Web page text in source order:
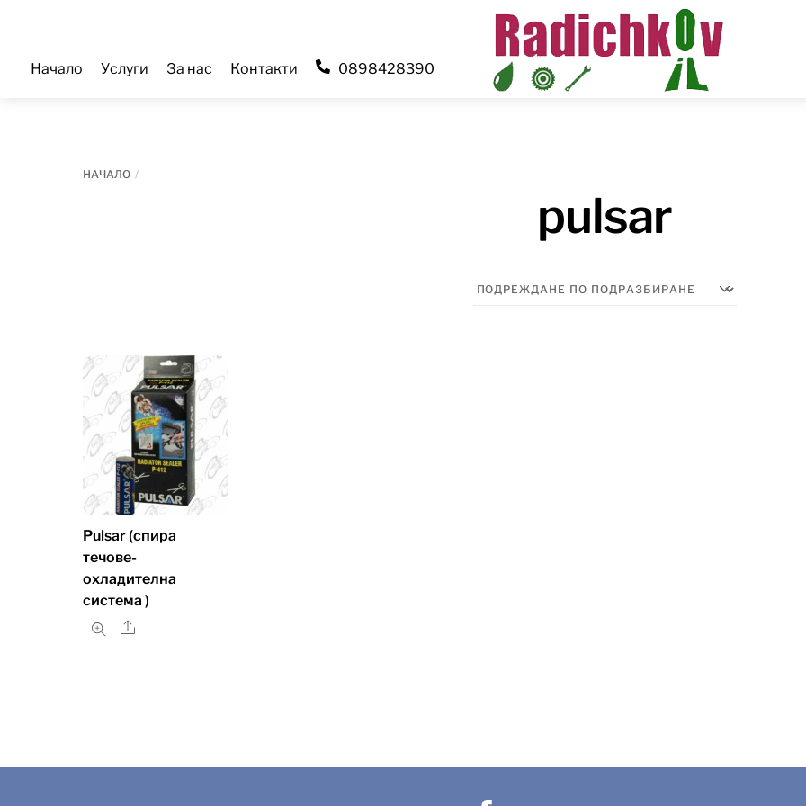
content
Menu
Начало Услуги За нас Контакти 0898428390
НАЧАЛО
pulsar
Pulsar (спира
течове-
охладителна
система )
Share